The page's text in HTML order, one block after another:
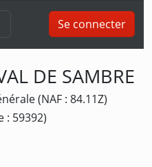
Se connecter
DE SAMBRE
(NAF : 84.11Z)
: 59392)